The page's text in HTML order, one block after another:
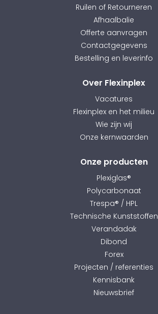
Ruilen of Retourneren
Afhaalbalie
Offerte aanvragen
Contactgegevens
Bestelling en leverinfo
Over Flexinplex
Vacatures
Flexinplex en het milieu
Wie zijn wij
Onze kernwaarden
Onze producten
Plexiglas®
Polycarbonaat
Trespa® / HPL
Technische Kunststoffen
Verandadak
Dibond
Forex
Projecten / referenties
Kennisbank
Nieuwsbrief